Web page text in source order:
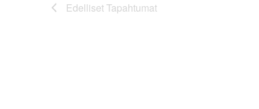
EdellisetTapahtumat